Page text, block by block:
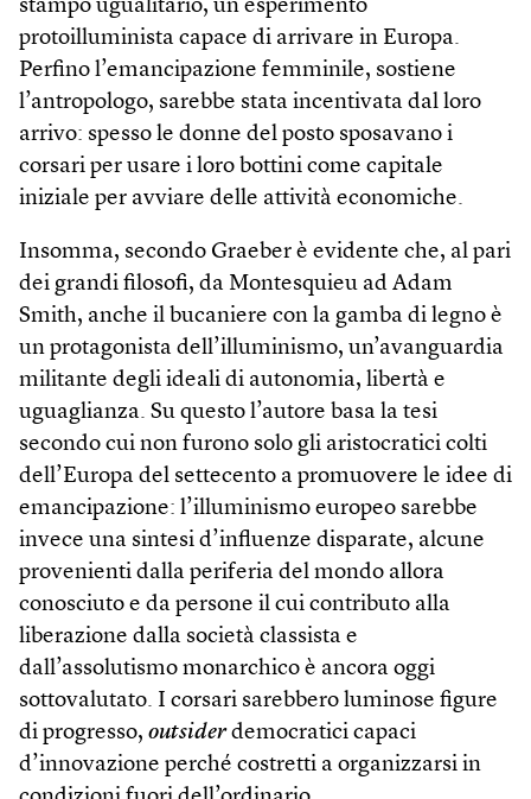
stampo ugualitario, un esperimento
protoilluminista capace di arrivare in Europa.
Perfino l’emancipazione femminile, sostiene
l’antropologo, sarebbe stata incentivata dal loro
arrivo: spesso le donne del posto sposavano i
corsari per usare i loro bottini come capitale
iniziale per avviare delle attività eco­nomiche.
Insomma, secondo Graeber è evidente che, al pari
dei grandi filosofi, da Montesquieu ad Adam
Smith, anche il bucaniere con la gamba di legno è
un protagonista dell’illuminismo, un’avanguardia
militante degli ideali di autonomia, libertà e
uguaglianza. Su questo l’autore basa la tesi
secondo cui non furono solo gli aristocratici colti
dell’Europa del settecento a promuovere le idee di
emancipazione: l’illuminismo europeo sarebbe
invece una sintesi d’influenze disparate, alcune
provenienti dalla periferia del mondo allora
conosciuto e da persone il cui contributo alla
liberazione dalla società classista e
dall’assolutismo monarchico è ancora oggi
sottovalutato. I corsari sarebbero luminose figure
di progresso, outsiderdemocratici capaci
d’innovazione perché costretti a organizzarsi in